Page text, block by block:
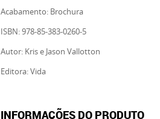
Acabamento: Brochura
ISBN: 978-85-383-0260-5
Autor: Kris e Jason Vallotton
Editora: Vida
INFORMAÇÕES DO PRODUTO